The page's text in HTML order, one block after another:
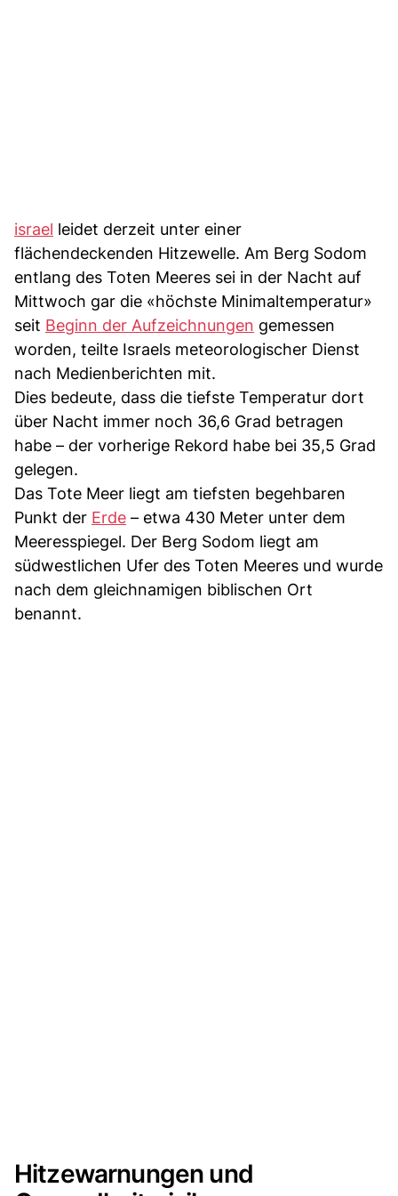
israel leidet derzeit unter einer
flächendeckenden Hitzewelle. Am Berg Sodom
entlang des Toten Meeres sei in der Nacht auf
Mittwoch gar die «höchste Minimaltemperatur»
seit Beginn der Aufzeichnungen gemessen
worden, teilte Israels meteorologischer Dienst
nach Medienberichten mit.
Dies bedeute, dass die tiefste Temperatur dort
über Nacht immer noch 36,6 Grad betragen
habe – der vorherige Rekord habe bei 35,5 Grad
gelegen.
Das Tote Meer liegt am tiefsten begehbaren
Punkt der Erde – etwa 430 Meter unter dem
Meeresspiegel. Der Berg Sodom liegt am
südwestlichen Ufer des Toten Meeres und wurde
nach dem gleichnamigen biblischen Ort
benannt.
Hitzewarnungen und